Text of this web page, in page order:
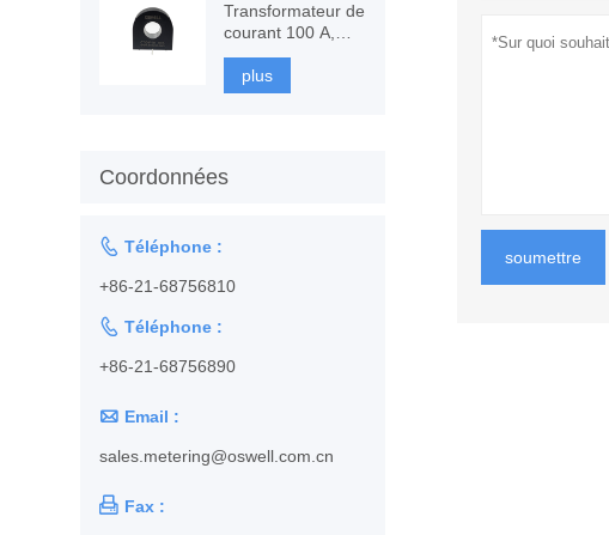
soumettre
Transformateur de
courant 100 A,
surveillance et
protection
plus
Coordonnées
 Téléphone :
+86-21-68756810
 Téléphone :
+86-21-68756890
 Email :
sales.metering@oswell.com.cn
 Fax :